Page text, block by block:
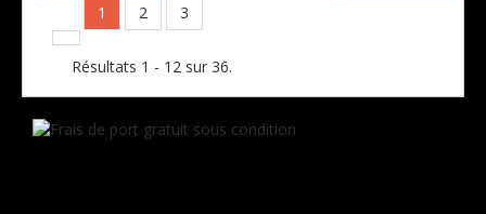
1
2 3
Résultats 1 - 12 sur 36.